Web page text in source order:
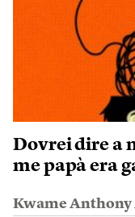
Dovrei dire a
me papà era
Kwame Anthony